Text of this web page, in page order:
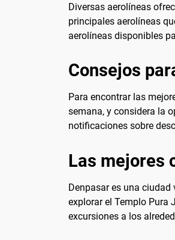
Diversas aerolíneas
principales aerolíneas
aerolíneas disponibles
Consejos
Para encontrar las
semana, y considera la
notificaciones sobre
Las mejores
Denpasar es una
explorar el Templo Pura
excursiones a los